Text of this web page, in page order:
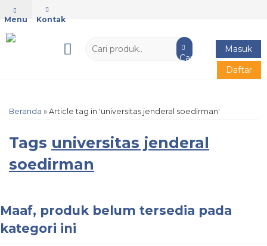
Menu Kontak
Cari
Masuk
Daftar
Beranda » Article tag in 'universitas jenderal soedirman'
Tags universitas jenderal
soedirman
Maaf, produk belum tersedia pada
kategori ini